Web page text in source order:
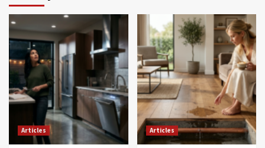
Articles Articles